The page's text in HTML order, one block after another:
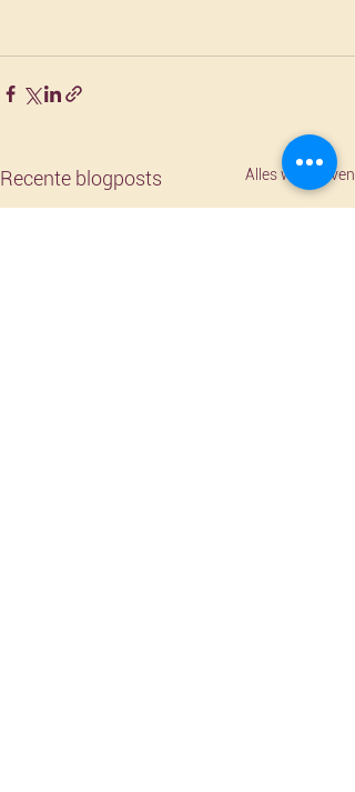
Recente blogposts Alles weergeven